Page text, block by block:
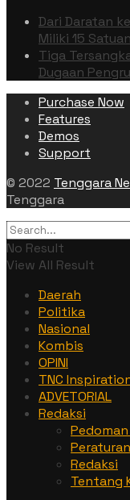
Dari Daratan
Miliki 15
Tiga
Dugaan
Purchase Now
Features
Demos
Support
© 2022 Tenggara
Tenggara
No Result
View All Result
Daerah
Politika
Nasional
Kombis
OPINI
TNC
ADVETORIAL
Redaksi
Redaksi
Tentang